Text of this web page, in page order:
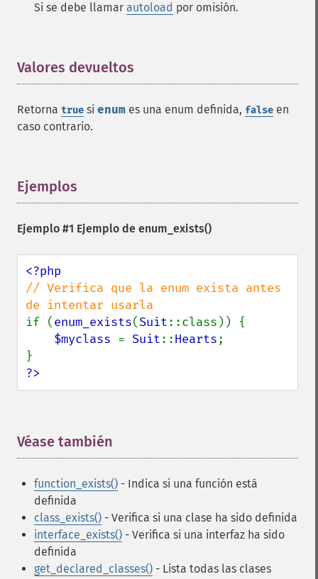
Si se debe llamar autoload por omisión.
Valores devueltos
Retorna true si enum es una enum definida, false en
caso contrario.
Ejemplos
Ejemplo #1 Ejemplo de enum_exists()
// Verifica que la enum exista antes
if (enum_exists(Suit::class)) {
$myclass = Suit::Hearts;
?>
Véase también
function_exists() - Indica si una función está
definida
class_exists() - Verifica si una clase ha sido definida
interface_exists() - Verifica si una interfaz ha sido
definida
get_declared_classes() - Lista todas las clases